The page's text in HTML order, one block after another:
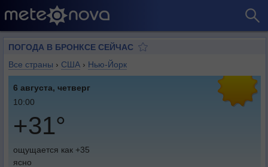
ПОГОДА В БРОНКСЕ СЕЙЧАС
Все страны › США › Нью-Йорк
6 августа, четверг
10:00
+31°
ощущается как +35
ясно